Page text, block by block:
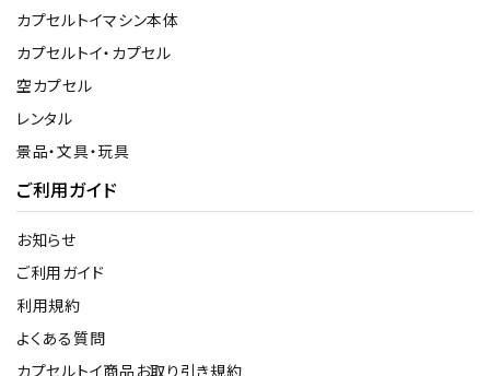
カプセルトイマシン本体
カプセルトイ・カプセル
空カプセル
レンタル
景品・文具・玩具
ご利用ガイド
お知らせ
ご利用ガイド
利用規約
よくある質問
カプセルトイ商品お取り引き規約